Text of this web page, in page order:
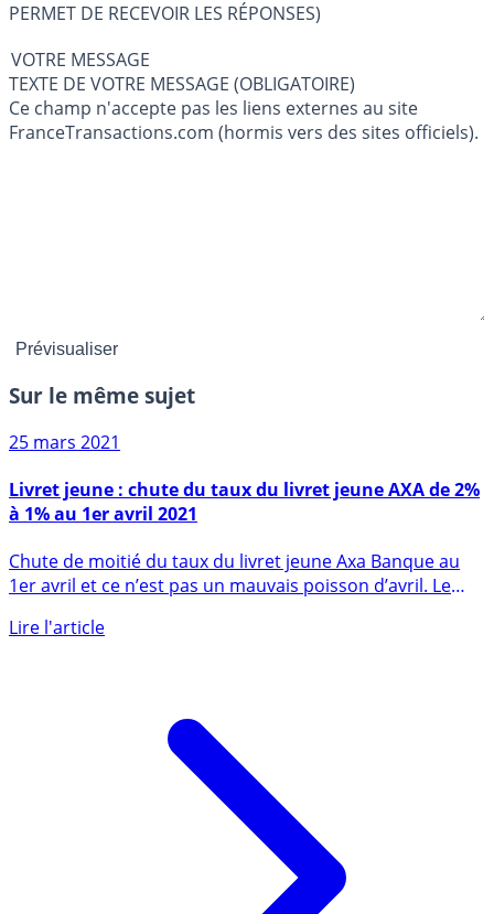
PERMET DE RECEVOIR LES RÉPONSES)
VOTRE MESSAGE
TEXTE DE VOTRE MESSAGE (OBLIGATOIRE)
Ce champ n'accepte pas les liens externes au site
FranceTransactions.com (hormis vers des sites officiels).
Sur le même sujet
Livret jeune : chute du taux du livret jeune AXA de 2%
Chute de moitié du taux du livret jeune Axa Banque au
1er avril et ce n’est pas un mauvais poisson d’avril. Le
taux du (...)